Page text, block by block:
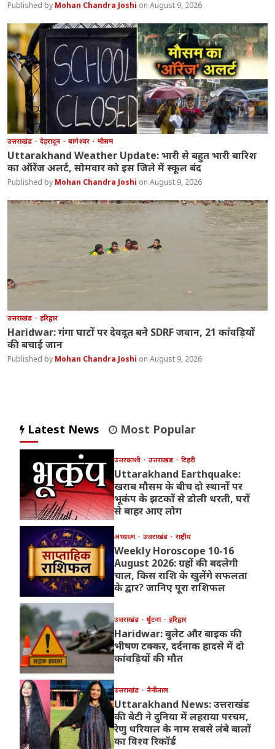
Mohan Chandra Joshi August 9, 2026
उत्तराखंड देहरादून बागेश्वर मौसम
Uttarakhand Weather Update: भारी से बहुत भारी बारिश
का ऑरेंज अलर्ट, सोमवार को इस जिले में स्कूल बंद
Mohan Chandra Joshi August 9, 2026
उत्तराखंड हरिद्वार
Haridwar: गंगा घाटों पर देवदूत बने SDRF जवान, 21 कांवड़ियों
की बचाई जान
Mohan Chandra Joshi August 9, 2026
Latest News Most Popular
उत्तरकाशी उत्तराखंड टिहरी
Uttarakhand Earthquake:
खराब मौसम के बीच दो स्थानों पर
भूकंप के झटकों से डोली धरती, घरों
से बाहर आए लोग
अध्यात्म उत्तराखंड राष्ट्रीय
Weekly Horoscope 10-16
August 2026: ग्रहों की बदलेगी
चाल, किस राशि के खुलेंगे सफलता
के द्वार? जानिए पूरा राशिफल
उत्तराखंड दुर्घटना हरिद्वार
Haridwar: बुलेट और बाइक की
भीषण टक्कर, दर्दनाक हादसे में दो
कांवड़ियों की मौत
उत्तराखंड नैनीताल
Uttarakhand News: उत्तराखंड
की बेटी ने दुनिया में लहराया परचम,
रेणु धरियाल के नाम सबसे लंबे बालों
का विश्व रिकॉर्ड